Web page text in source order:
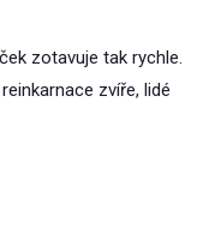
zotavuje tak rychle.
zvíře, lidé